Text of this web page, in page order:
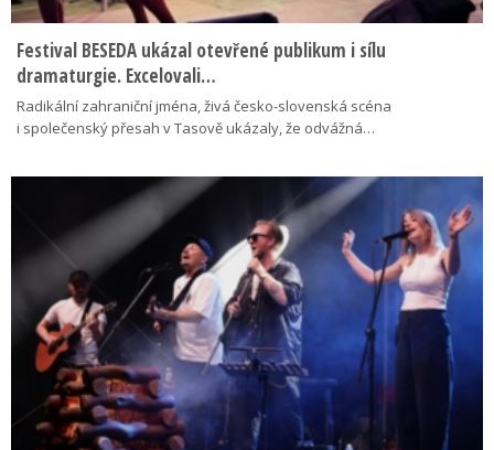
Festival BESEDA ukázal otevřené publikum i sílu
dramaturgie. Excelovali…
Radikální zahraniční jména, živá česko-slovenská scéna
i společenský přesah v Tasově ukázaly, že odvážná…